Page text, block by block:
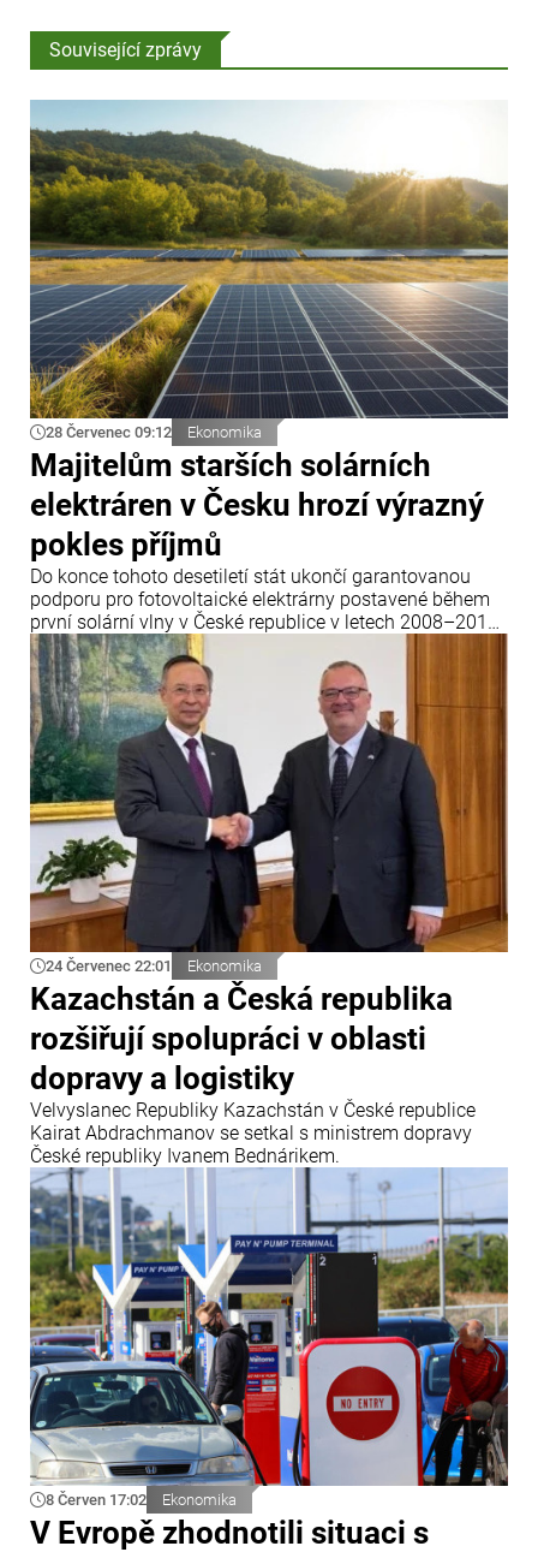
Související zprávy
28 Červenec 09:12 Ekonomika
Majitelům starších solárních
elektráren v Česku hrozí výrazný
pokles příjmů
Do konce tohoto desetiletí stát ukončí garantovanou
podporu pro fotovoltaické elektrárny postavené během
první solární vlny v České republice v letech 2008–2010.
Dvacet let po uvedení do provozu tyto elektrárny přijdou
o garantované výkupní ceny elektřiny a jejich majitelé
budou muset buď modernizovat zařízení, nebo své
podnikání prodat.
24 Červenec 22:01 Ekonomika
Kazachstán a Česká republika
rozšiřují spolupráci v oblasti
dopravy a logistiky
Velvyslanec Republiky Kazachstán v České republice
Kairat Abdrachmanov se setkal s ministrem dopravy
České republiky Ivanem Bednárikem.
8 Červen 17:02 Ekonomika
V Evropě zhodnotili situaci s